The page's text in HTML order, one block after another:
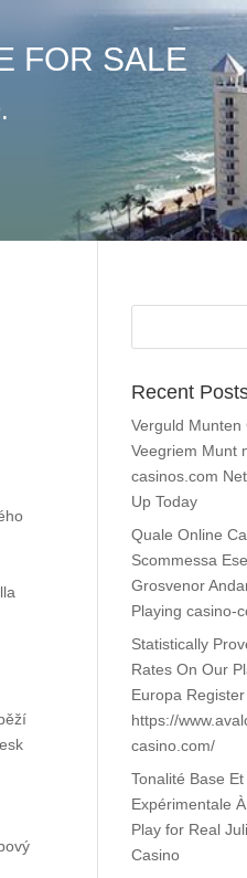
FOR SALE
Recent
Verguld Munten
Veegriem Munt
casinos.com
Up Today
Quale Online
Scommessa
Grosvenor
Playing casino-
Statistically
Rates On Our
Europa
https://
casino.com/
Tonalité Base
Expérimentale
Play for Real
Casino